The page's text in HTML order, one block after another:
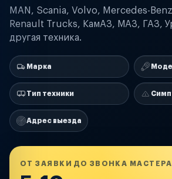
MAN, Scania, Volvo, Mercedes-
Renault Trucks, КамАЗ, МАЗ, ГАЗ,
другая техника.
Марка
Тип техники
Адрес выезда
ОТ ЗАЯВКИ ДО ЗВОНКА МАСТЕРА